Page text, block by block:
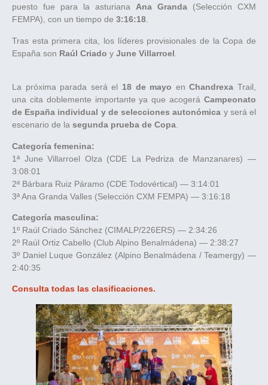
puesto fue para la asturiana Ana Granda (Selección CXM
FEMPA), con un tiempo de 3:16:18.
Tras esta primera cita, los líderes provisionales de la Copa de
España son Raúl Criado y June Villarroel
La próxima parada será el 18 de mayo enChandrexaTrail,
una cita doblemente importante ya que acogerá Campeonato
de España individual y de selecciones autonómica y será el
escenario de la segunda prueba de Copa
Categoría femenina:
1ª June Villarroel Olza (CDE La Pedriza de Manzanares) —
3:08:01
2ª Bárbara Ruiz Páramo (CDE Todovértical) — 3:14:01
3ª Ana Granda Valles (Selección CXM FEMPA) — 3:16:18
Categoría masculina:
1º Raúl Criado Sánchez (CIMALP/226ERS) — 2:34:26
2º Raúl Ortiz Cabello (Club Alpino Benalmádena) — 2:38:27
3º Daniel Luque González (Alpino Benalmádena / Teamergy) —
2:40:35
Consulta todas las clasificaciones.